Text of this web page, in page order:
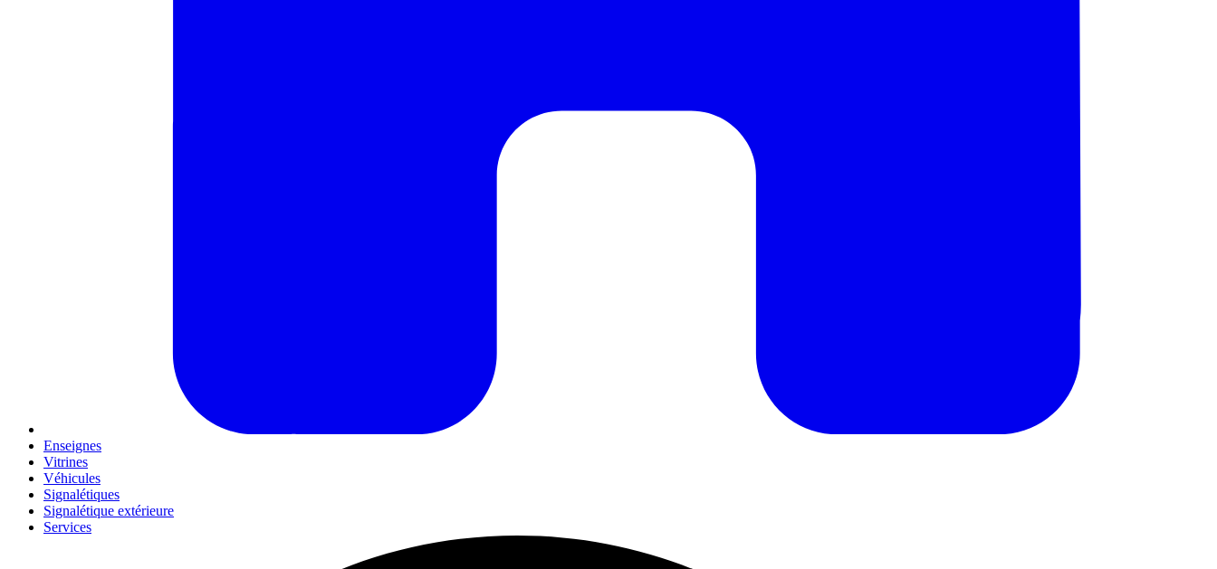
Enseignes
Vitrines
Véhicules
Signalétiques
Signalétique extérieure
Services